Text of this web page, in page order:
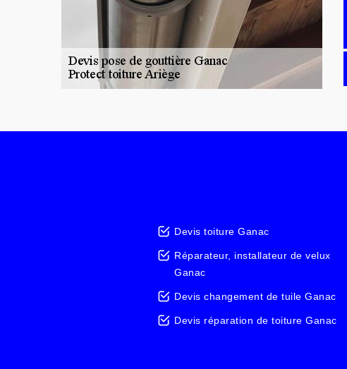
Devis toiture Ganac
Réparateur, installateur de velux
Ganac
Devis changement de tuile Ganac
Devis réparation de toiture Ganac